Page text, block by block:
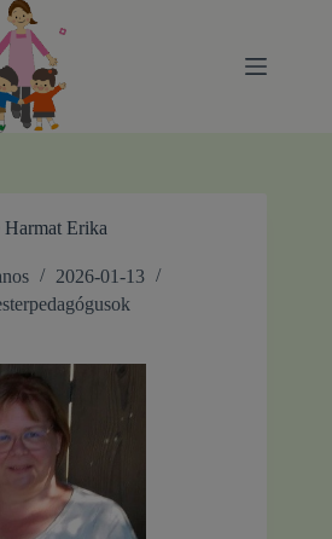
Harmat Erika
2026-01-13